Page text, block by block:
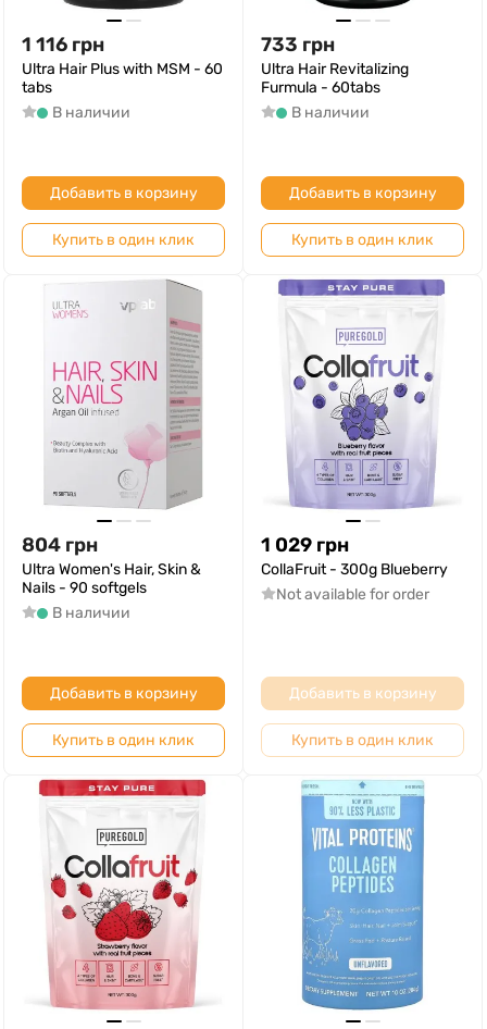
1 116 грн
Ultra Hair Plus with MSM - 60
tabs
В наличии
Добавить в корзину
Купить в один клик
733 грн
Ultra Hair Revitalizing
Furmula - 60tabs
В наличии
Добавить в корзину
Купить в один клик
804 грн
Ultra Women's Hair, Skin &
Nails - 90 softgels
В наличии
Добавить в корзину
Купить в один клик
1 029 грн
CollaFruit - 300g Blueberry
Not available for order
Добавить в корзину
Купить в один клик